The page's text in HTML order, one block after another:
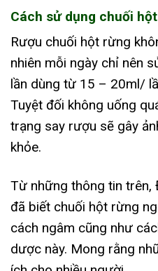
Cách sử dụng chuối
Rượu chuối hột rừng
nhiên mỗi ngày chỉ nên
lần dùng từ 15 – 20ml/
Tuyệt đối không uống
trạng say rượu sẽ gây
khỏe.
Từ những thông tin trên,
đã biết chuối hột rừng
cách ngâm cũng như
dược này. Mong rằng